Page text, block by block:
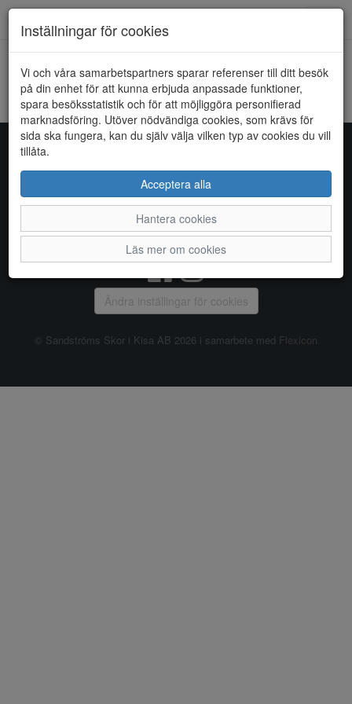
HEM SUPERSOFT
Kunde inte hitta några artiklar...
Inställningar för cookies
Vi och våra samarbetspartners sparar referenser till ditt besök
på din enhet för att kunna erbjuda anpassade funktioner,
spara besöksstatistik och för att möjliggöra personifierad
marknadsföring. Utöver nödvändiga cookies, som krävs för
sida ska fungera, kan du själv välja vilken typ av cookies du vill
tillåta.
Acceptera alla
Hantera cookies
Läs mer om cookies
Sandströms Skor i Kisa AB
Storgatan 14, 590 38 KISA, Telefon:
| Om oss Kontakta oss
Ändra inställingar för cookies
© Sandströms Skor i Kisa AB 2026 i samarbete med Flexicon